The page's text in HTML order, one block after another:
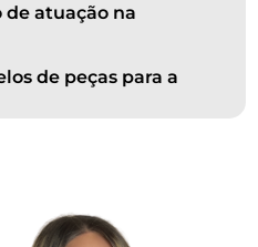
de atuação na
de peças para a